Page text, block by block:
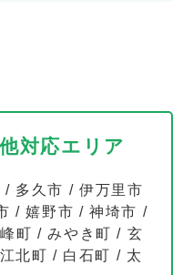
対応エリア
/ 多久市 / 伊万里市
/嬉野市 /神埼市 /
峰町 /みやき町 / 玄
江北町 / 白石町 / 太